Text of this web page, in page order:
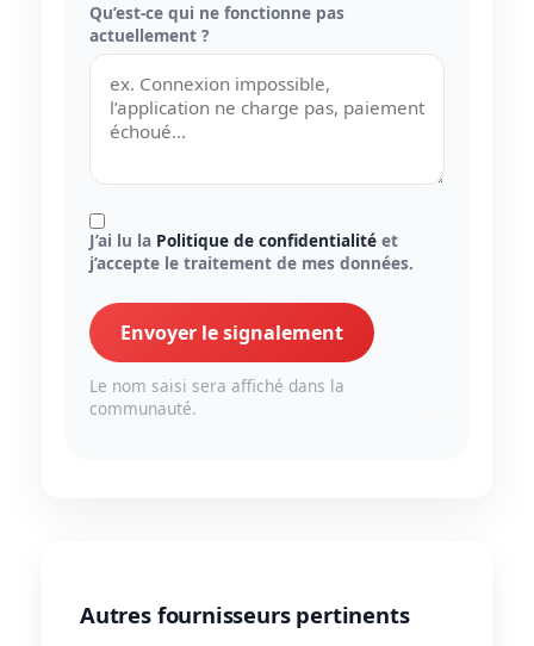
Qu’est-ce qui ne fonctionne pas
actuellement ?
J’ai lu la Politique de confidentialité et
j’accepte le traitement de mes données.
Envoyer le signalement
Le nom saisi sera affiché dans la
communauté.
Autres fournisseurs pertinents